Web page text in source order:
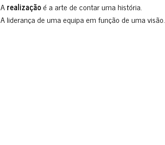
Arealizaçãoé a arte de contar uma história.
A liderança de uma equipa em função de uma visão.